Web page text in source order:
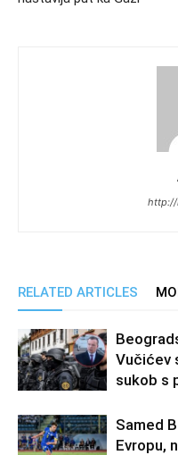
http://
RELATED ARTICLES
Vučićev
sukob s
Samed
Evropu,